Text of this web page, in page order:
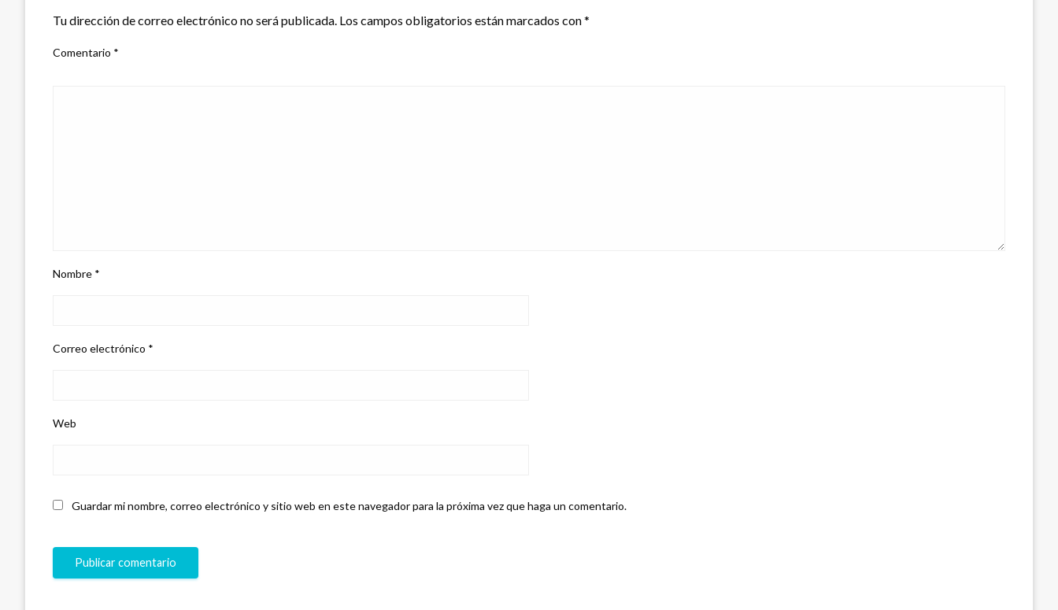
Tu dirección de correo electrónico no será publicada. Los campos obligatorios están marcados con*
Comentario *
Nombre *
Correo electrónico *
Web
Guardar mi nombre, correo electrónico y sitio web en este navegador para la próxima vez que haga un comentario.